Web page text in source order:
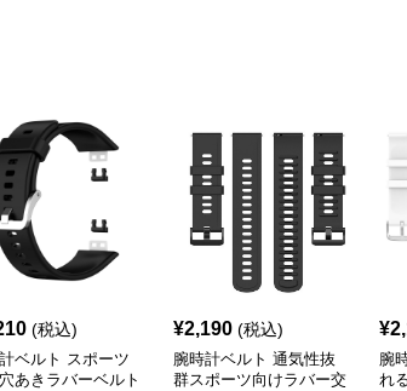
(税込)
ベルト スポーツ
あきラバーベルト
¥2,190 (税込)
腕時計ベルト 通気性抜
群スポーツ向けラバー交
¥
腕
れ